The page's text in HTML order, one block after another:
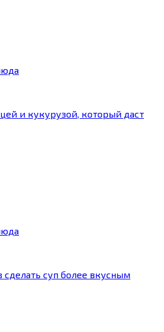
и кукурузой, который даст
сделать суп более вкусным